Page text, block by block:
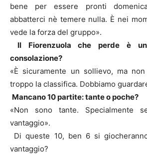
bene per essere pronti
abbatterci nè temere nulla. È nei
vede la forza del gruppo».
Il Fiorenzuola che perde è
consolazione?
«È sicuramente un sollievo, ma
troppo la classifica. Dobbiamo
Mancano 10 partite: tante o poche?
«Non sono tante. Specialmente
vantaggio».
Di queste 10, ben 6 si
vantaggio?